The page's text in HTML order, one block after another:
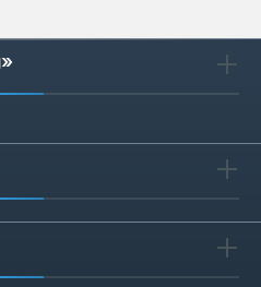
стягування тентів
Діаметр 8-12 мм
Поліамід зберігає
робіт взимку.